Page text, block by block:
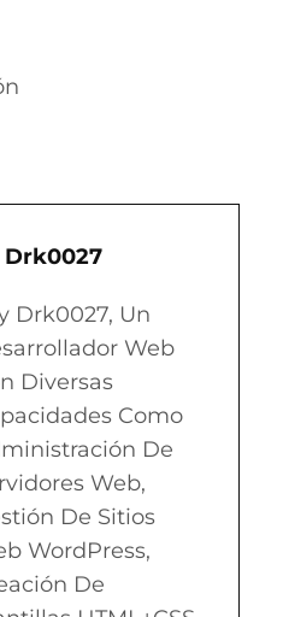
Drk0027
Drk0027, Un
Web
Diversas
Como
De
Web,
De Sitios
WordPress,
De